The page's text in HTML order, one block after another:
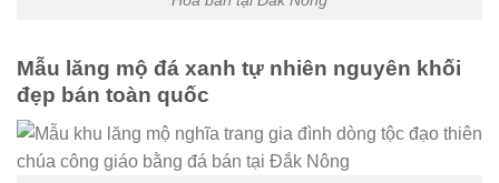
Mẫu lăng mộ đá xanh tự nhiên nguyên khối
đẹp bán toàn quốc